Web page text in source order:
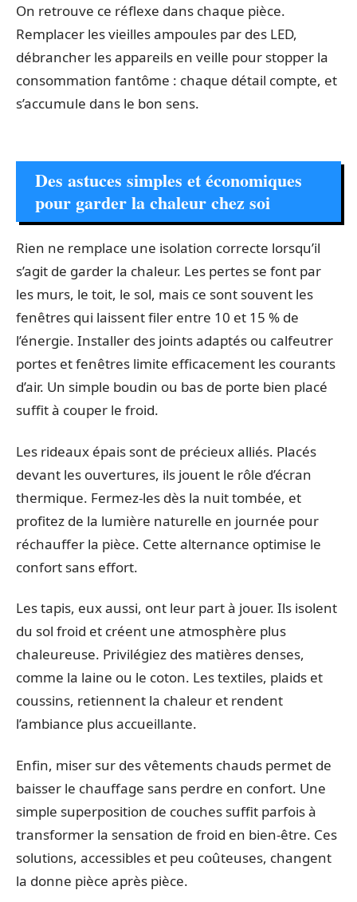
On retrouve ce réflexe dans chaque pièce.
Remplacer les vieilles ampoules par des LED,
débrancher les appareils en veille pour stopper la
consommation fantôme : chaque détail compte, et
s’accumule dans le bon sens.
Des astuces simples et économiques
pour garder la chaleur chez soi
Rien ne remplace une isolation correcte lorsqu’il
s’agit de garder la chaleur. Les pertes se font par
les murs, le toit, le sol, mais ce sont souvent les
fenêtres qui laissent filer entre 10 et 15 % de
l’énergie. Installer des joints adaptés ou calfeutrer
portes et fenêtres limite efficacement les courants
d’air. Un simple boudin ou bas de porte bien placé
suffit à couper le froid.
Les rideaux épais sont de précieux alliés. Placés
devant les ouvertures, ils jouent le rôle d’écran
thermique. Fermez-les dès la nuit tombée, et
profitez de la lumière naturelle en journée pour
réchauffer la pièce. Cette alternance optimise le
confort sans effort.
Les tapis, eux aussi, ont leur part à jouer. Ils isolent
du sol froid et créent une atmosphère plus
chaleureuse. Privilégiez des matières denses,
comme la laine ou le coton. Les textiles, plaids et
coussins, retiennent la chaleur et rendent
l’ambiance plus accueillante.
Enfin, miser sur des vêtements chauds permet de
baisser le chauffage sans perdre en confort. Une
simple superposition de couches suffit parfois à
transformer la sensation de froid en bien-être. Ces
solutions, accessibles et peu coûteuses, changent
la donne pièce après pièce.